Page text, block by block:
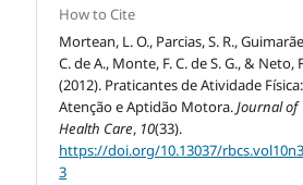
How to Cite
Mortean, L. O., Parcias, S. R.,
C. de A., Monte, F. C. de S. G., & Neto,
(2012). Praticantes de Atividade Física:
Atenção e Aptidão Motora.Journal of
Health Care, 10(33).
https://doi.org/10.13037/
3